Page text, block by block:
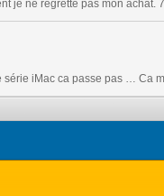
je ne regrette pas mon achat.
série iMac ca passe pas … Ca